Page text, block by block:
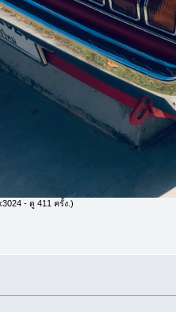
- ดู 411 ครั้ง.)